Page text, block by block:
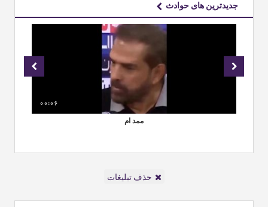
جدیدترین های حوادث
00:06
ممد ام
حذف تبلیغات